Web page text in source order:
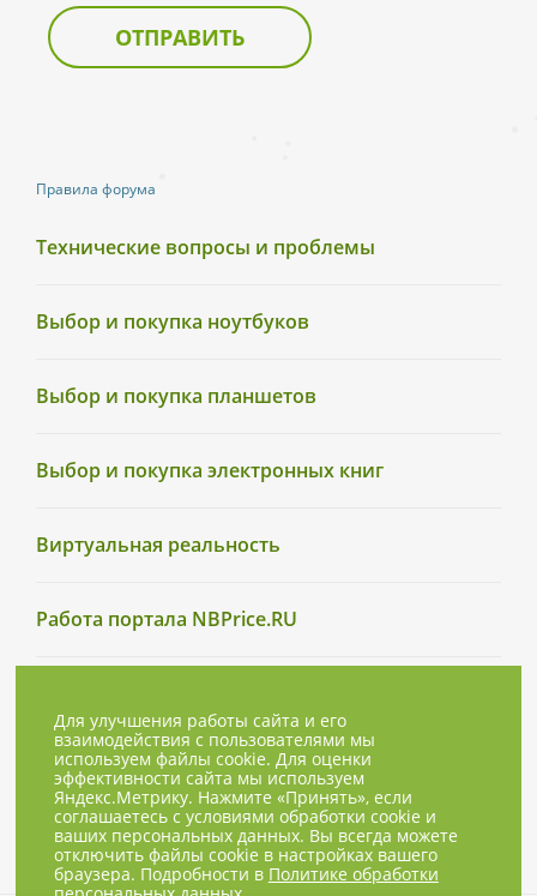
Правила форума
Технические вопросы и проблемы
Выбор и покупка ноутбуков
Выбор и покупка планшетов
Выбор и покупка электронных книг
Виртуальная реальность
Работа портала NBPrice.RU
ОТПРАВИТЬ
Для улучшения работы сайта и его
взаимодействия с пользователями мы
используем файлы cookie. Для оценки
эффективности сайта мы используем
Яндекс.Метрику. Нажмите «Принять», если
соглашаетесь с условиями обработки cookie и
ваших персональных данных. Вы всегда можете
отключить файлы cookie в настройках вашего
браузера. Подробности в Политике обработки